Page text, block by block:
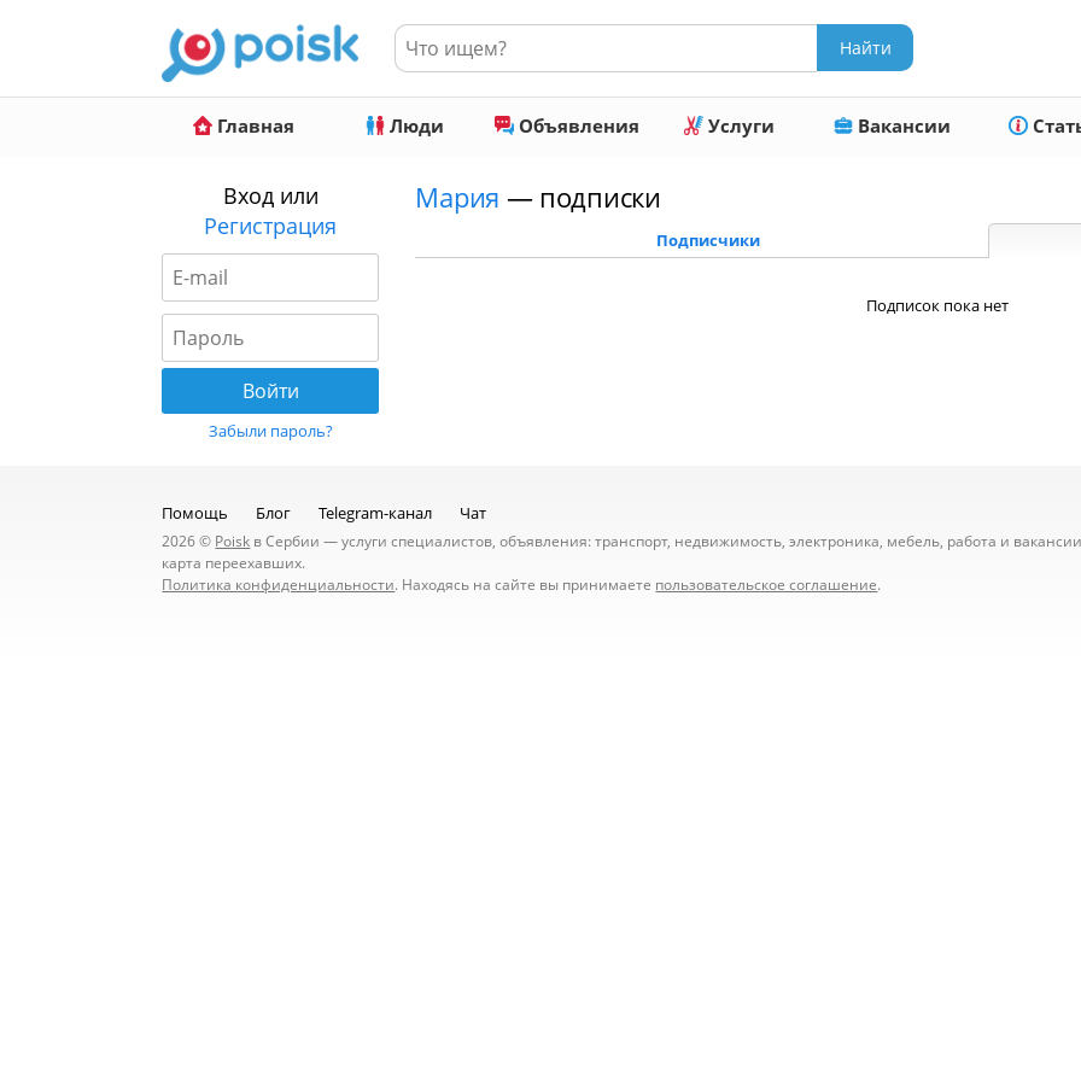
Главная Люди Объявления Услуги Вакансии
Вход или
Регистрация
Забыли пароль?
Мария — подписки
Подписчики
Подписок пока нет
Помощь Блог Telegram-канал Чат
2026 © Poisk в Сербии — услуги специалистов, объявления: транспорт, недвижимость, электроника, мебель, работа и
карта переехавших.
Политика конфиденциальности. Находясь на сайте вы принимаете пользовательское соглашение.